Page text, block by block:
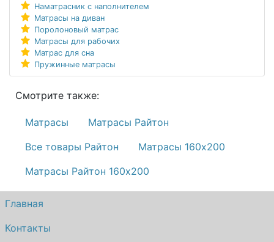
Наматрасник с наполнителем
Матрасы на диван
Поролоновый матрас
Матрасы для рабочих
Матрас для сна
Пружинные матрасы
Смотрите также:
Матрасы
Матрасы Райтон
Все товары Райтон
Матрасы 160х200
Матрасы Райтон 160х200
Главная
Контакты